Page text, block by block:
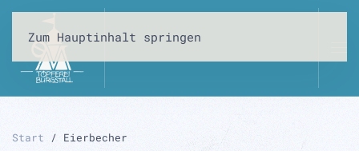
Zum Hauptinhalt springen
Start / Eierbecher